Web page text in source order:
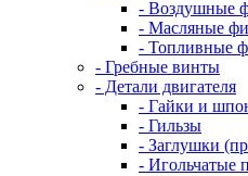
- Воздушные
- Масляные
- Топливные
- Гребные винты
- Детали двигателя
- Гайки и
- Гильзы
- Заглушки
- Игольчатые